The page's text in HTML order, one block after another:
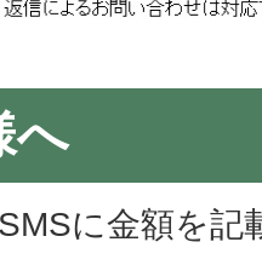
へ
に金額を